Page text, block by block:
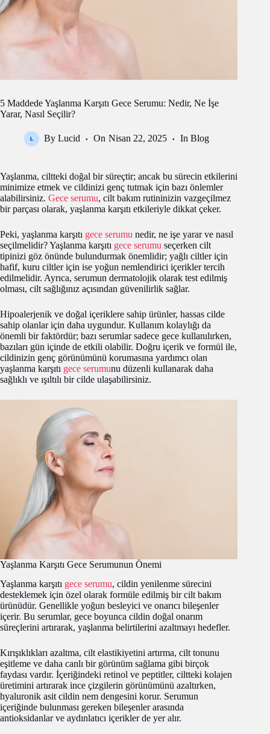
5 Maddede Yaşlanma Karşıtı Gece Serumu: Nedir, Ne İşe
Yarar, Nasıl Seçilir?
By Lucid On Nisan 22, 2025 In Blog
Yaşlanma, ciltteki doğal bir süreçtir; ancak bu sürecin etkilerini
minimize etmek ve cildinizi genç tutmak için bazı önlemler
alabilirsiniz. Gece serumu, cilt bakım rutininizin vazgeçilmez
bir parçası olarak, yaşlanma karşıtı etkileriyle dikkat çeker.
Peki, yaşlanma karşıtı gece serumu nedir, ne işe yarar ve nasıl
seçilmelidir? Yaşlanma karşıtı gece serumu seçerken cilt
tipinizi göz önünde bulundurmak önemlidir; yağlı ciltler için
hafif, kuru ciltler için ise yoğun nemlendirici içerikler tercih
edilmelidir. Ayrıca, serumun dermatolojik olarak test edilmiş
olması, cilt sağlığınız açısından güvenilirlik sağlar.
Hipoalerjenik ve doğal içeriklere sahip ürünler, hassas cilde
sahip olanlar için daha uygundur. Kullanım kolaylığı da
önemli bir faktördür; bazı serumlar sadece gece kullanılırken,
bazıları gün içinde de etkili olabilir. Doğru içerik ve formül ile,
cildinizin genç görünümünü korumasına yardımcı olan
yaşlanma karşıtı gece serumunu düzenli kullanarak daha
sağlıklı ve ışıltılı bir cilde ulaşabilirsiniz.
Yaşlanma Karşıtı Gece Serumunun Önemi
Yaşlanma karşıtı gece serumu, cildin yenilenme sürecini
desteklemek için özel olarak formüle edilmiş bir cilt bakım
ürünüdür. Genellikle yoğun besleyici ve onarıcı bileşenler
içerir. Bu serumlar, gece boyunca cildin doğal onarım
süreçlerini artırarak, yaşlanma belirtilerini azaltmayı hedefler.
Kırışıklıkları azaltma, cilt elastikiyetini artırma, cilt tonunu
eşitleme ve daha canlı bir görünüm sağlama gibi birçok
faydası vardır. İçeriğindeki retinol ve peptitler, ciltteki kolajen
üretimini artırarak ince çizgilerin görünümünü azaltırken,
hyaluronik asit cildin nem dengesini korur. Serumun
içeriğinde bulunması gereken bileşenler arasında
antioksidanlar ve aydınlatıcı içerikler de yer alır.